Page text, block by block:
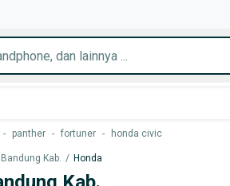
- panther - fortuner - honda civic
Kab. / Honda